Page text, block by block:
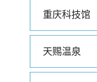
重庆科技馆
天赐温泉